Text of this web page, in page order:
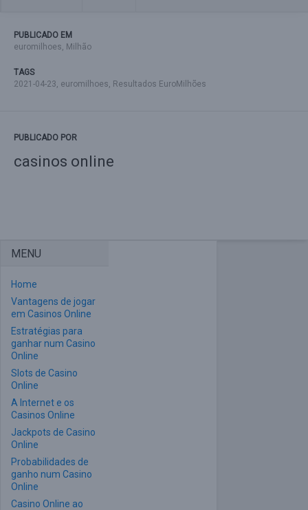
PUBLICADO EM
euromilhoes, Milhão
TAGS
2021-04-23, euromilhoes, Resultados EuroMilhões
PUBLICADO POR
casinos online
MENU
Home
Vantagens de jogar
em Casinos Online
Estratégias para
ganhar num Casino
Online
Slots de Casino
Online
A Internet e os
Casinos Online
Jackpots de Casino
Online
Probabilidades de
ganho num Casino
Online
Casino Online ao